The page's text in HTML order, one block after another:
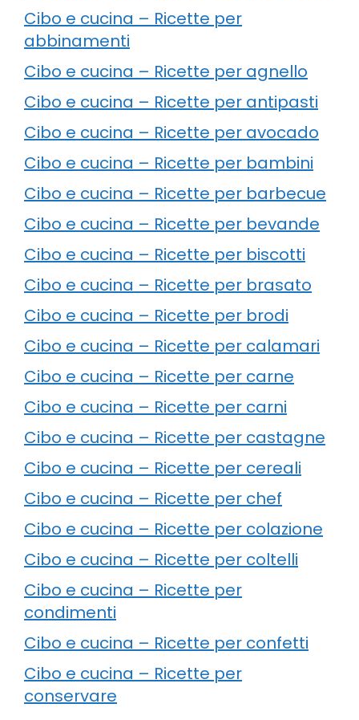
Cibo e cucina – Ricette per
abbinamenti
Cibo e cucina – Ricette per agnello
Cibo e cucina – Ricette per antipasti
Cibo e cucina – Ricette per avocado
Cibo e cucina – Ricette per bambini
Cibo e cucina – Ricette per barbecue
Cibo e cucina – Ricette per bevande
Cibo e cucina – Ricette per biscotti
Cibo e cucina – Ricette per brasato
Cibo e cucina – Ricette per brodi
Cibo e cucina – Ricette per calamari
Cibo e cucina – Ricette per carne
Cibo e cucina – Ricette per carni
Cibo e cucina – Ricette per castagne
Cibo e cucina – Ricette per cereali
Cibo e cucina – Ricette per chef
Cibo e cucina – Ricette per colazione
Cibo e cucina – Ricette per coltelli
Cibo e cucina – Ricette per
condimenti
Cibo e cucina – Ricette per confetti
Cibo e cucina – Ricette per
conservare